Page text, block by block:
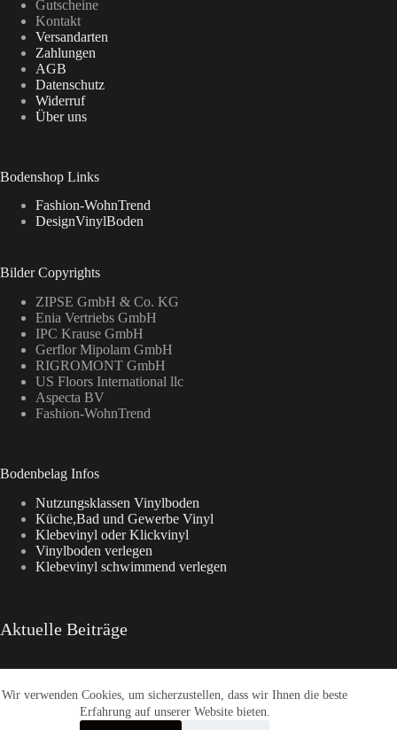
Wir verwenden Cookies, um sicherzustellen, dass wir Ihnen die beste
Erfahrung auf unserer Website bieten.
Gutscheine
Kontakt
Versandarten
Zahlungen
AGB
Datenschutz
Widerruf
Über uns
Bodenshop Links
Fashion-WohnTrend
DesignVinylBoden
Bilder Copyrights
ZIPSE GmbH & Co. KG
Enia Vertriebs GmbH
IPC Krause GmbH
Gerflor Mipolam GmbH
RIGROMONT GmbH
US Floors International llc
Aspecta BV
Fashion-WohnTrend
Bodenbelag Infos
Nutzungsklassen Vinylboden
Küche,Bad und Gewerbe Vinyl
Klebevinyl oder Klickvinyl
Vinylboden verlegen
Klebevinyl schwimmend verlegen
Aktuelle Beiträge
Aspecta Vinylboden
Enia Kollektionen im Überblick